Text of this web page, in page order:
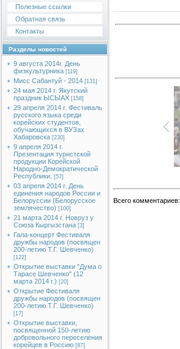
Полезные ссылки
Обратная связь
Контакты
Разделы новостей
9 августа 2014г. День
физкультурника [119]
Мисс Сабантуй - 2014 [131]
24 мая 2014 г. Якутский
праздник ЫСЫАХ [158]
29 апреля 2014 г. Фестиваль
русского языка среди
корейских студентов,
обучающихся в ВУЗах
Хабаровска [230]
9 апреля 2014 г.
Презентация туристской
продукции Корейской
Народно-Демократической
Республики.
[57]
03 апреля 2014 г. День
единения народов России и
Белоруссии (Белорусское
землячество) [100]
21 марта 2014 г. Новруз у
Союза Кыргызстана [3]
Гала-концерт Фестиваля
дружбы народов (посвящен
200-летию Т.Г. Шевченко)
[122]
Открытие выставки "Дума о
Тарасе Шевченко" (12
марта 2014 г.) [20]
Открытие Фестиваля
дружбы народов (посвящен
200-летию Т.Г. Шевченко)
[17]
Открытие выставки,
посвященной 150-летию
добровольного переселения
корейцев в Россию [87]
Всего комментариев: